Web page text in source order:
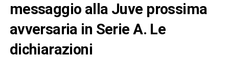
messaggio alla Juve prossima
avversaria in Serie A. Le
dichiarazioni